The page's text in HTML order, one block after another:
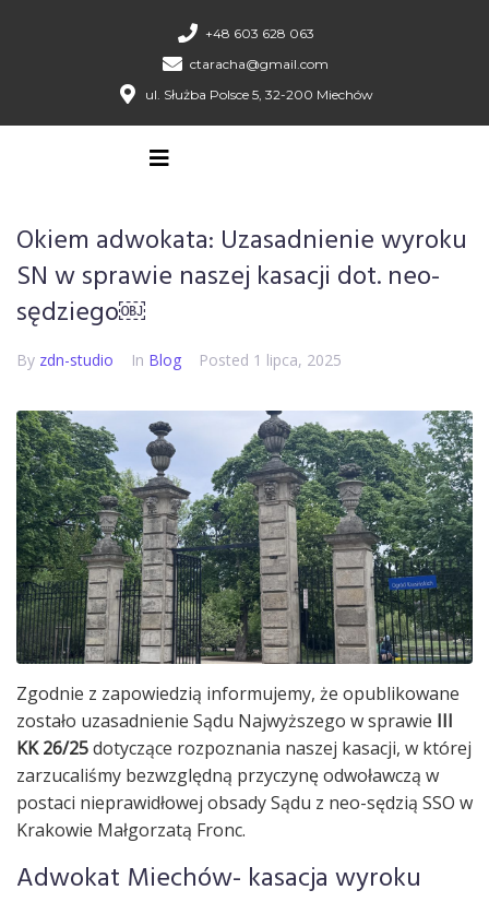
+48 603 628 063
ctaracha@gmail.com
ul. Służba Polsce 5, 32-200 Miechów
Okiem adwokata: Uzasadnienie wyroku
SN w sprawie naszej kasacji dot. neo-
sędziego￼
By zdn-studio In Blog Posted 1 lipca, 2025
Zgodnie z zapowiedzią informujemy, że opublikowane
zostało uzasadnienie Sądu Najwyższego w sprawie III
KK 26/25dotyczące rozpoznania naszej kasacji, w której
zarzucaliśmy bezwzględną przyczynę odwoławczą w
postaci nieprawidłowej obsady Sądu z neo-sędzią SSO w
Krakowie Małgorzatą Fronc.
Adwokat Miechów- kasacja wyroku